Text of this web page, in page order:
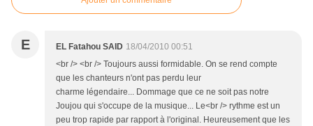
E EL Fatahou SAID 18/04/2010 00:51
<br /> <br /> Toujours aussi formidable. On se rend compte
que les chanteurs n'ont pas perdu leur
charme légendaire... Dommage que ce ne soit pas notre
Joujou qui s'occupe de la musique... Le<br /> rythme est un
peu trop rapide par rapport à l'original. Heureusement que les